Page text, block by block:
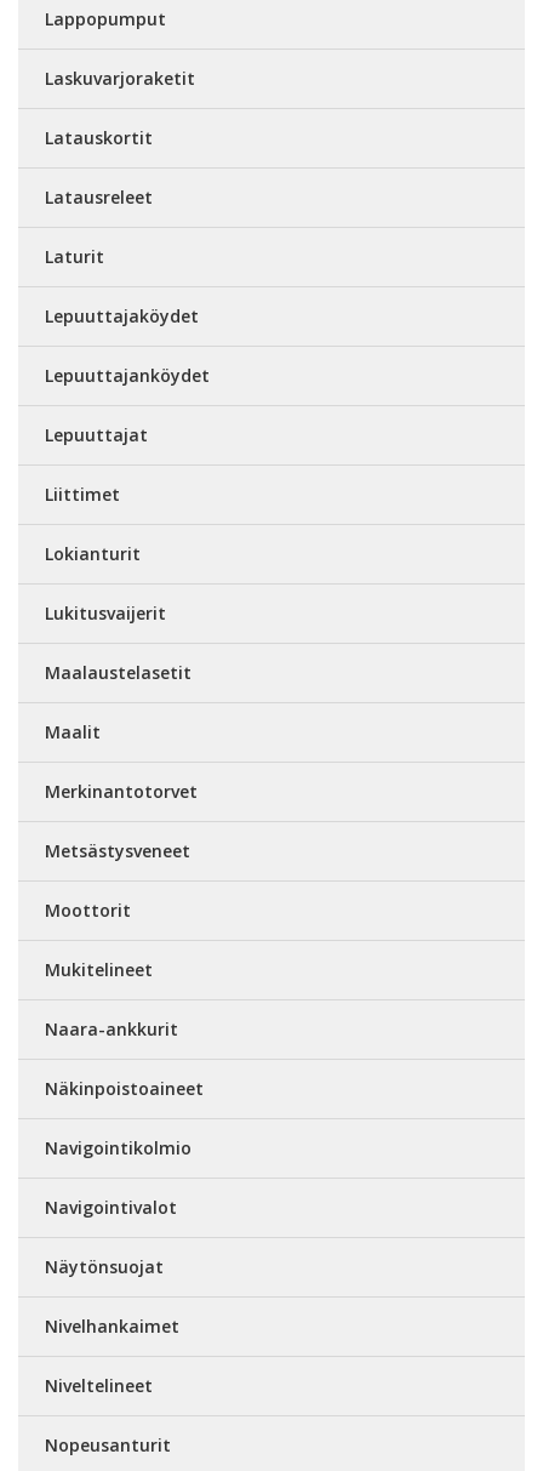
Lappopumput
Laskuvarjoraketit
Latauskortit
Latausreleet
Laturit
Lepuuttajaköydet
Lepuuttajanköydet
Lepuuttajat
Liittimet
Lokianturit
Lukitusvaijerit
Maalaustelasetit
Maalit
Merkinantotorvet
Metsästysveneet
Moottorit
Mukitelineet
Naara-ankkurit
Näkinpoistoaineet
Navigointikolmio
Navigointivalot
Näytönsuojat
Nivelhankaimet
Niveltelineet
Nopeusanturit